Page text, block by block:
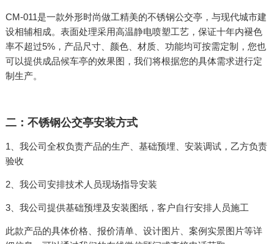
CM-011是一款外形时尚做工精美的不锈钢公交亭，与现代城市建
设相辅相成。表面处理采用高温静电喷塑工艺，保证十年内褪色
率不超过5%，产品尺寸、颜色、材质、功能均可按需定制，您也
可以提供成品候车亭的效果图，我们将根据您的具体需求进行定
制生产。
二：不锈钢公交亭安装方式
1、我公司全权负责产品的生产、基础预埋、安装调试，乙方负责
验收
2、我公司安排技术人员现场指导安装
3、我公司提供基础预埋及安装图纸，客户自行安排人员施工
此款产品的具体价格、报价清单、设计图片、案例实景图片等详